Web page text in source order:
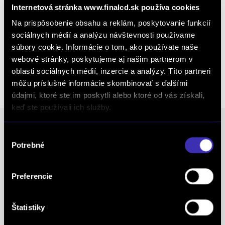
Internetová stránka www.finalcd.sk používa cookies
Na prispôsobenie obsahu a reklám, poskytovanie funkcií
sociálnych médií a analýzu návštevnosti používame
súbory cookie. Informácie o tom, ako používate naše
webové stránky, poskytujeme aj našim partnerom v
oblasti sociálnych médií, inzercie a analýzy. Títo partneri
môžu príslušné informácie skombinovať s ďalšími
údajmi, ktoré ste im poskytli alebo ktoré od vás získali,
keď ste používali ich služby.
súhlasu
Potrebné
Preferencie
Štatistiky
Výkup vozidiel
FINAL-CD získalo prestížny certifikát AAA Highest
najdôležitejších Európskych štandardov
definujúcich kvalitu obchodnej činnosti. Je